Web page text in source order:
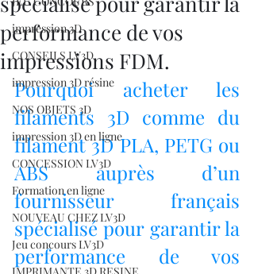
impression 3D
CONSEILS LV3D
impression 3D résine
NOS OBJETS 3D
impression 3D en ligne
CONCESSION LV3D
Formation en ligne
NOUVEAU CHEZ LV3D
Jeu concours LV3D
performance de vos
impressions FDM.
Pourquoi acheter les
filaments 3D comme du
filament 3D PLA, PETG ou
ABS auprès d’un
fournisseur français
spécialisé pour garantir la
performance de vos